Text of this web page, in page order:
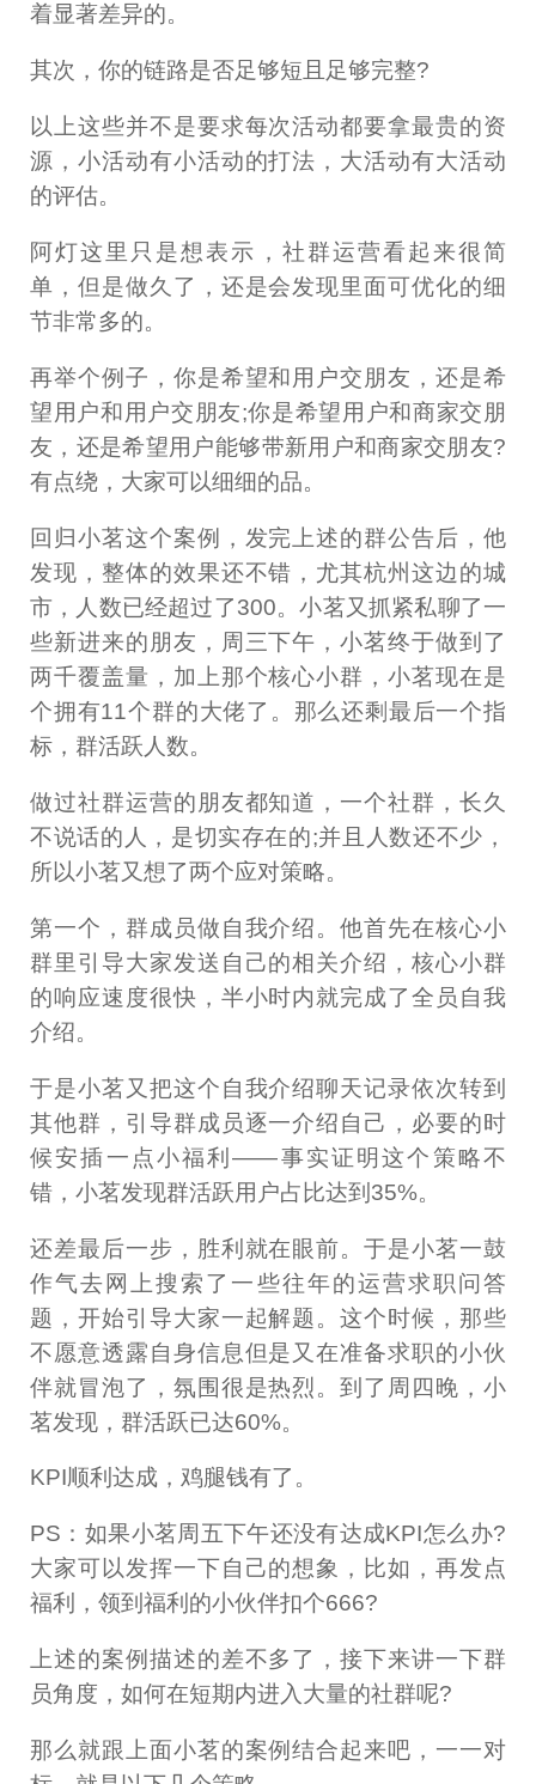
着显著差异的。
其次，你的链路是否足够短且足够完整?
以上这些并不是要求每次活动都要拿最贵的资
源，小活动有小活动的打法，大活动有大活动
的评估。
阿灯这里只是想表示，社群运营看起来很简
单，但是做久了，还是会发现里面可优化的细
节非常多的。
再举个例子，你是希望和用户交朋友，还是希
望用户和用户交朋友;你是希望用户和商家交朋
友，还是希望用户能够带新用户和商家交朋友?
有点绕，大家可以细细的品。
回归小茗这个案例，发完上述的群公告后，他
发现，整体的效果还不错，尤其杭州这边的城
市，人数已经超过了300。小茗又抓紧私聊了一
些新进来的朋友，周三下午，小茗终于做到了
两千覆盖量，加上那个核心小群，小茗现在是
个拥有11个群的大佬了。那么还剩最后一个指
标，群活跃人数。
做过社群运营的朋友都知道，一个社群，长久
不说话的人，是切实存在的;并且人数还不少，
所以小茗又想了两个应对策略。
第一个，群成员做自我介绍。他首先在核心小
群里引导大家发送自己的相关介绍，核心小群
的响应速度很快，半小时内就完成了全员自我
介绍。
于是小茗又把这个自我介绍聊天记录依次转到
其他群，引导群成员逐一介绍自己，必要的时
候安插一点小福利——事实证明这个策略不
错，小茗发现群活跃用户占比达到35%。
还差最后一步，胜利就在眼前。于是小茗一鼓
作气去网上搜索了一些往年的运营求职问答
题，开始引导大家一起解题。这个时候，那些
不愿意透露自身信息但是又在准备求职的小伙
伴就冒泡了，氛围很是热烈。到了周四晚，小
茗发现，群活跃已达60%。
KPI顺利达成，鸡腿钱有了。
PS：如果小茗周五下午还没有达成KPI怎么办?
大家可以发挥一下自己的想象，比如，再发点
福利，领到福利的小伙伴扣个666?
上述的案例描述的差不多了，接下来讲一下群
员角度，如何在短期内进入大量的社群呢?
那么就跟上面小茗的案例结合起来吧，一一对